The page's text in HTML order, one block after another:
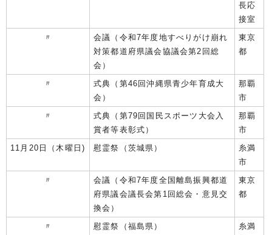
長応
接室
〃
会議（令和7年度地すべりがけ崩れ
対策都道府県議会協議会第2回総
会）
東京
都
〃
式典（第46回沖縄県青少年育成大
会）
那覇
市
〃
式典（第79回国民スポーツ大会入
賞者等表彰式）
那覇
市
11月20日（木曜日)
慰霊祭（茨城県）
糸満
市
〃
会議（令和7年度全国離島振興都道
府県議会議長会第1回総会・意見交
換会）
東京
都
〃 慰霊祭（福島県）
糸満